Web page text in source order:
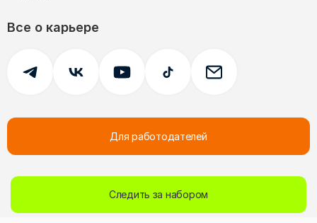
Следить за набором
Для работодателей
Все права защищены.
Все о карьере